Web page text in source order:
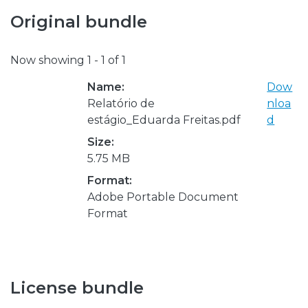
Original bundle
Now showing 1 - 1 of 1
Name:
Relatório de
estágio_Eduarda Freitas.pdf
Size:
5.75 MB
Format:
Adobe Portable Document
Format
Dow
nloa
d
License bundle